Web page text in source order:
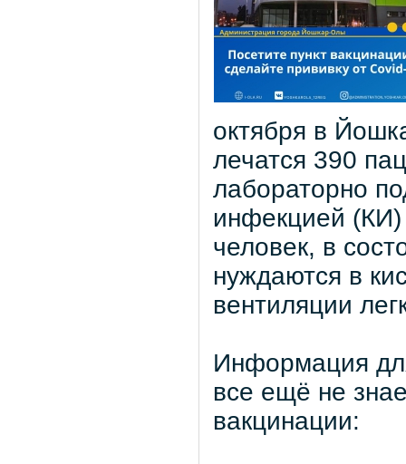
октября в
лечатся 390
лабораторно
инфекцией
человек, в
нуждаются в
вентиляции
Информация
все ещё не
вакцинации: